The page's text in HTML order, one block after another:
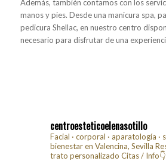
Además, también contamos con los
manos y pies. Desde una manicura spa,
pedicura Shellac, en nuestro centro
necesario para disfrutar de una
centroesteticoelenasotillo
Facial · corporal · aparatología ·
bienestar en Valencina, Sevilla
trato personalizado Citas / Info👇